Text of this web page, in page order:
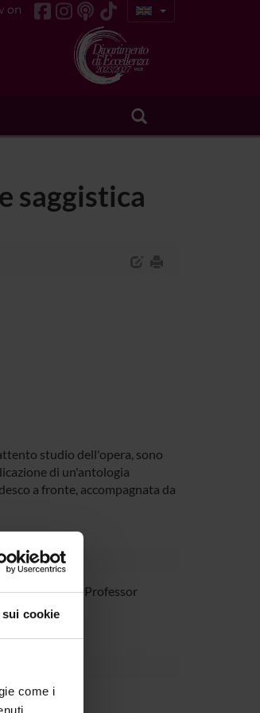
cookie
come i
on
saggistica
studio dell'opera, sono
di un'antologia
a fronte, accompagnata da
Associate Professor